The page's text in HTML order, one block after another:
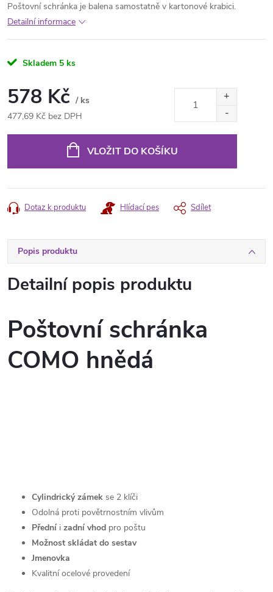
Poštovní schránka je balena samostatně v kartonové krabici.
Detailní informace
Skladem 5 ks
578 Kč / ks
477,69 Kč bez DPH
VLOŽIT DO KOŠÍKU
Dotaz k produktu Hlídací pes Sdílet
Popis produktu
Detailní popis produktu
Poštovní schránka
COMO hnědá
Cylindrický zámek se 2 klíči
Odolná proti povětrnostním vlivům
Přední i zadní vhod pro poštu
Možnost skládat do sestav
Jmenovka
Kvalitní ocelové provedení